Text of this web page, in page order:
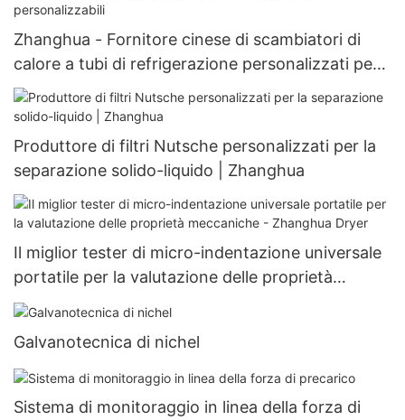
Zhanghua - Fornitore cinese di scambiatori di
calore a tubi di refrigerazione personalizzati per
scambiatori di calore personalizzabili
Produttore di filtri Nutsche personalizzati per la
separazione solido-liquido | Zhanghua
Il miglior tester di micro-indentazione universale
portatile per la valutazione delle proprietà
meccaniche - Zhanghua Dryer
Galvanotecnica di nichel
Sistema di monitoraggio in linea della forza di